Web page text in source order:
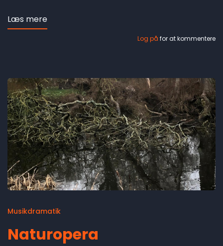
Læs mere
børnehøjde
Log på for at kommentere
Musikdramatik
Naturopera